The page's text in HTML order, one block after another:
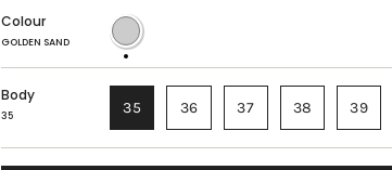
Colour
GOLDEN SAND
GOLDEN
SAND
Body
35 35 36 37 38 39